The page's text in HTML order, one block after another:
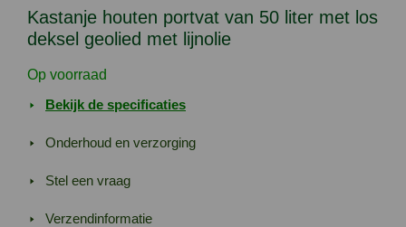
Kastanje houten portvat van 50 liter met los
deksel geolied met lijnolie
Op voorraad
los
deksel
geolied
lijnolie
aantal
Bekijk de specificaties
Onderhoud en verzorging
Stel een vraag
Verzendinformatie